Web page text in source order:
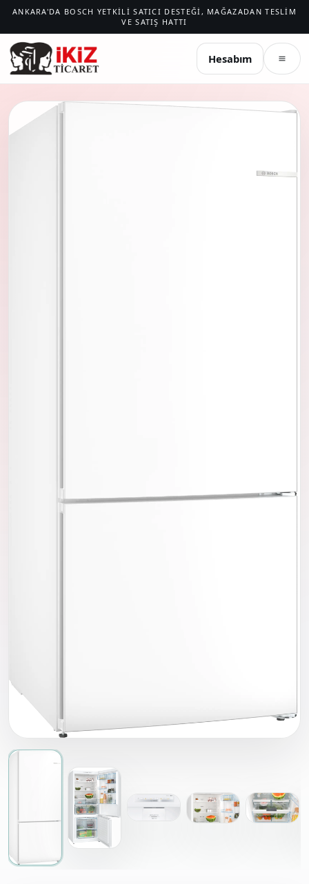
ANKARA'DA BOSCH YETKILI SATICI DESTEĞI, MAĞAZADAN TESLIM
VE SATIŞ HATTI
İKIZ TICARET
Hesabım